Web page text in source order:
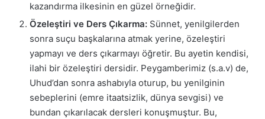
kazandırma ilkesinin en güzel örneğidir.
Özeleştiri ve Ders Çıkarma: Sünnet, yenilgilerden
sonra suçu başkalarına atmak yerine, özeleştiri
yapmayı ve ders çıkarmayı öğretir. Bu ayetin kendisi,
ilahi bir özeleştiri dersidir. Peygamberimiz (s.a.v) de,
Uhud’dan sonra ashabıyla oturup, bu yenilginin
sebeplerini (emre itaatsizlik, dünya sevgisi) ve
bundan çıkarılacak dersleri konuşmuştur. Bu,